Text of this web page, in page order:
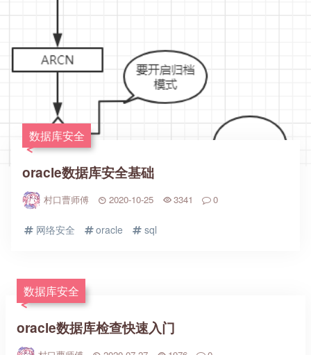
数据库安全
oracle数据库安全基础
村口曹师傅 2020-10-25 3341 0
网络安全 oracle sql
数据库安全
oracle数据库检查快速入门